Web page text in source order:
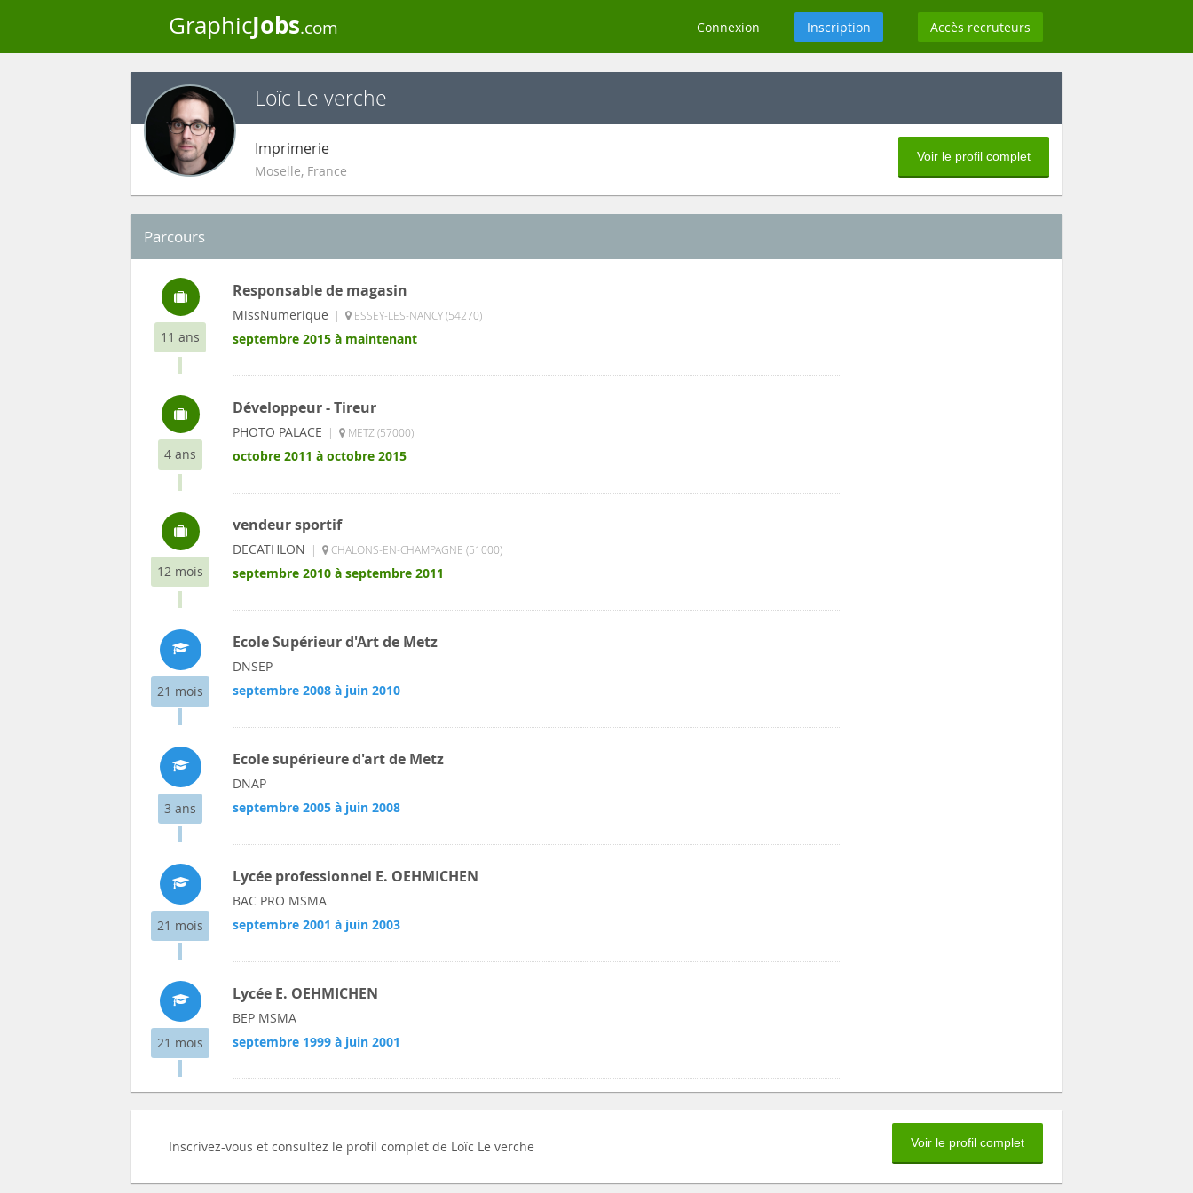
GraphicJobs.com Connexion Inscription Accès recruteurs
Loïc Le verche
Imprimerie
Moselle, France
Voir le profil complet
Parcours
11 ans
Responsable de magasin
MissNumerique | ESSEY-LES-NANCY (54270)
septembre 2015 à maintenant
4 ans
Développeur - Tireur
PHOTO PALACE | METZ (57000)
octobre 2011 à octobre 2015
12 mois
vendeur sportif
DECATHLON | CHALONS-EN-CHAMPAGNE (51000)
septembre 2010 à septembre 2011
21 mois
Ecole Supérieur d'Art de Metz
DNSEP
septembre 2008 à juin 2010
3 ans
Ecole supérieure d'art de Metz
DNAP
septembre 2005 à juin 2008
21 mois
Lycée professionnel E. OEHMICHEN
BAC PRO MSMA
septembre 2001 à juin 2003
21 mois
Lycée E. OEHMICHEN
BEP MSMA
septembre 1999 à juin 2001
Inscrivez-vous et consultez le profil complet de Loïc Le verche Voir le profil complet